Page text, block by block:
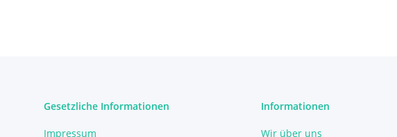
Gesetzliche Informationen
Impressum
Informationen
Wir über uns